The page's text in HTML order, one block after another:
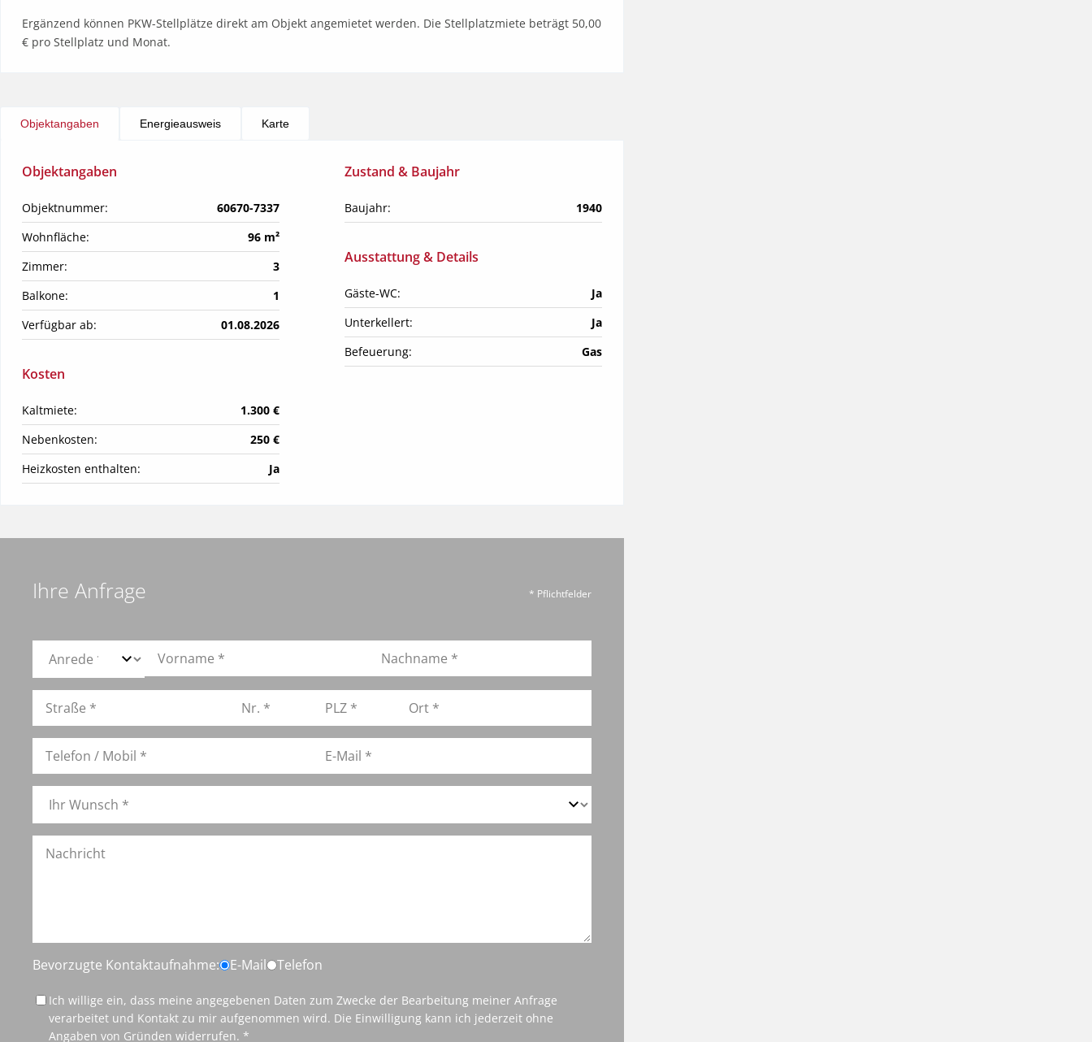
Ergänzend können PKW-Stellplätze direkt am Objekt angemietet werden. Die Stellplatzmiete beträgt 50,00
€ pro Stellplatz und Monat.
Objektangaben Energieausweis Karte
Objektangaben
Objektnummer:
60670-7337
Wohnfläche:
96 m²
Zimmer:
3
Balkone:
1
Verfügbar ab:
01.08.2026
Kosten
Kaltmiete:
1.300 €
Nebenkosten:
250 €
Heizkosten enthalten:
Ja
Zustand & Baujahr
Baujahr: 1940
Ausstattung & Details
Gäste-WC:
Ja
Unterkellert:
Ja
Befeuerung:
Gas
Ihre Anfrage * Pflichtfelder
Bevorzugte Kontaktaufnahme: E-Mail Telefon
Ich willige ein, dass meine angegebenen Daten zum Zwecke der Bearbeitung meiner Anfrage
verarbeitet und Kontakt zu mir aufgenommen wird. Die Einwilligung kann ich jederzeit ohne
Angaben von Gründen widerrufen. *